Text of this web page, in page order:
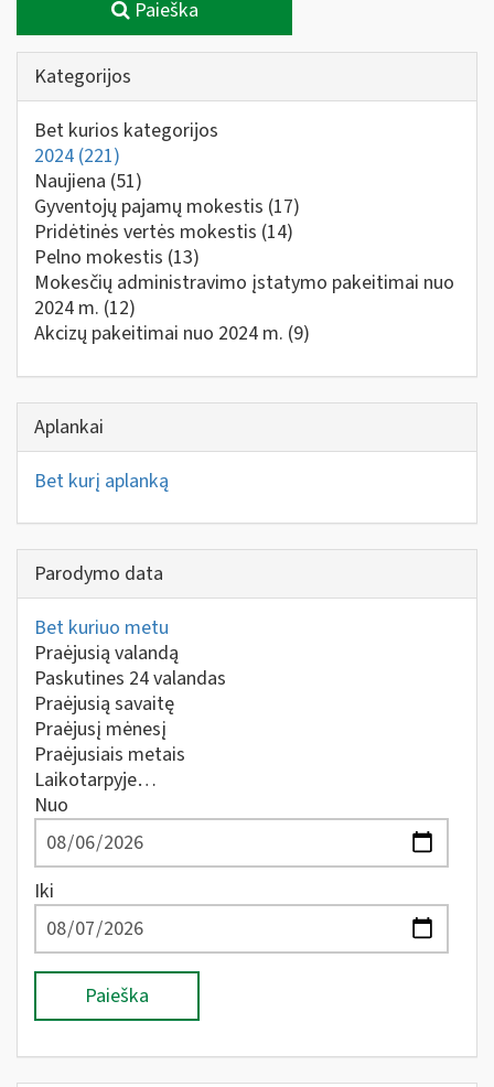
Paieška
Kategorijos
Bet kurios kategorijos
2024 (221)
Naujiena (51)
Gyventojų pajamų mokestis (17)
Pridėtinės vertės mokestis (14)
Pelno mokestis (13)
Mokesčių administravimo įstatymo pakeitimai nuo
2024 m. (12)
Akcizų pakeitimai nuo 2024 m. (9)
Aplankai
Bet kurį aplanką
Parodymo data
Bet kuriuo metu
Praėjusią valandą
Paskutines 24 valandas
Praėjusią savaitę
Praėjusį mėnesį
Praėjusiais metais
Laikotarpyje…
Nuo
Iki
Paieška